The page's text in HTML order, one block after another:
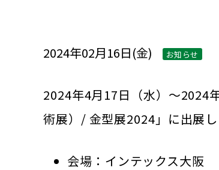
2024年02月16日(金) お知らせ
2024年4月17日（水）～2024
術展）/ 金型展2024」に出展し
会場：インテックス大阪